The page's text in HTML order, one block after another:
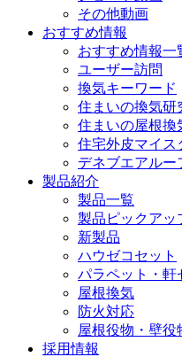
その他動画
おすすめ情報
おすすめ情報一
ユーザー訪問
換気キーワード
住まいの換気研
住まいの屋根換
住宅外皮マイス
デネブエアルー
製品紹介
製品一覧
製品ピックアッ
新製品
ハウゼコセット
パラペット・軒
屋根換気
防火対応
屋根役物・壁役
採用情報